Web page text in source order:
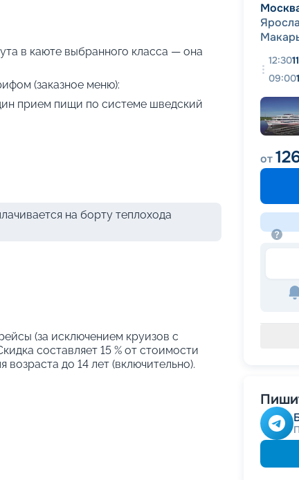
в каюте выбранного класса — она
(заказное меню):
прием пищи по системе шведский
на борту теплохода
(за исключением круизов с
составляет 15 % от стоимости
возраста до 14 лет (включительно).
12:30
09:00
от